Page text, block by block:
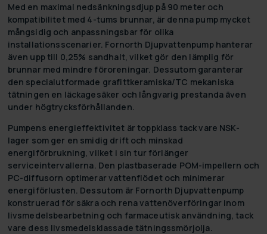
Med en maximal nedsänkningsdjup på 90 meter och
kompatibilitet med 4-tums brunnar, är denna pump mycket
mångsidig och anpassningsbar för olika
installationsscenarier. Fornorth Djupvattenpump hanterar
även upp till 0,25% sandhalt, vilket gör den lämplig för
brunnar med mindre föroreningar. Dessutom garanterar
den specialutformade grafittkeramiska/TC mekaniska
tätningen en läckagesäker och långvarig prestanda även
under högtrycksförhållanden.
Pumpens energieffektivitet är toppklass tack vare NSK-
lager som ger en smidig drift och minskad
energiförbrukning, vilket i sin tur förlänger
serviceintervallerna. Den plastbaserade POM-impellern och
PC-diffusorn optimerar vattenflödet och minimerar
energiförlusten. Dessutom är Fornorth Djupvattenpump
konstruerad för säkra och rena vattenöverföringar inom
livsmedelsbearbetning och farmaceutisk användning, tack
vare dess livsmedelsklassade tätningssmörjolja.